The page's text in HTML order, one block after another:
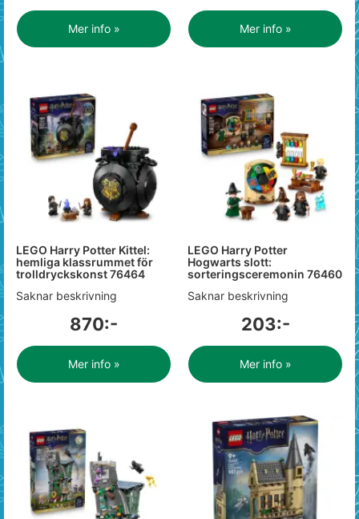
Mer info » Mer info »
LEGO Harry Potter Kittel:
hemliga klassrummet för
trolldryckskonst 76464
Saknar beskrivning
870:-
Mer info »
LEGO Harry Potter
Hogwarts slott:
sorteringsceremonin 76460
Saknar beskrivning
203:-
Mer info »